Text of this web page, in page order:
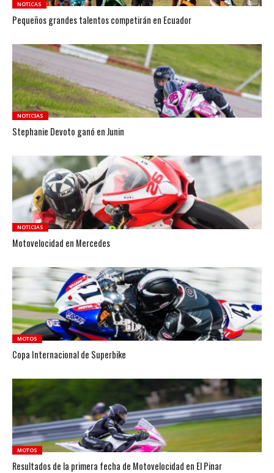
NOTICAS
Pequeños grandes talentos competirán en Ecuador
NOTICIAS
Stephanie Devoto ganó en Junin
NOTICIAS
Motovelocidad en Mercedes
MOTOS
Copa Internacional de Superbike
MOTOS
Resultados de la primera fecha de Motovelocidad en El Pinar